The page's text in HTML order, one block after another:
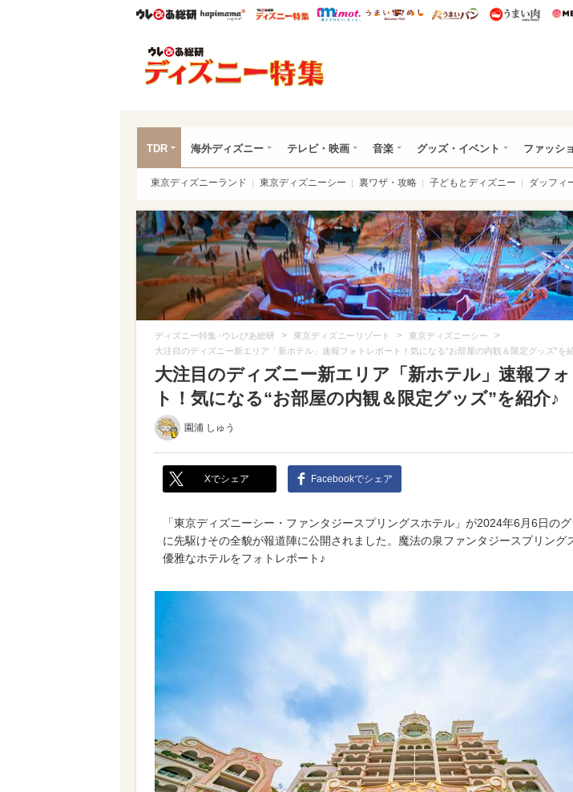
ウレぴあ総研ハピママ* ウレぴあ総研 ディズニー特集
mimot. うまいめし うまいパン う
TDR 海外ディズニー テレビ・映画 音楽 グッズ・イベント ファッシ
東京ディズニーランド 東京ディズニーシー 裏ワザ・攻略 子どもとディズニー ダッフィ
ディズニー特集 -ウレぴあ総研 > 東京ディズニーリゾート > 東京ディズニーシー >
大注目のディズニー新エリア「新ホテル」速報フォトレポート！気になる“お部屋の内観＆限定グッズ”を
大注目のディズニー新エリア「新ホテル」速報フ
ト！気になる“お部屋の内観＆限定グッズ”を紹介♪
園浦 しゅう
Xでシェア Facebookでシェア
「東京ディズニーシー・ファンタジースプリングスホテル」が2024年6月6日の
に先駆けその全貌が報道陣に公開されました。魔法の泉ファンタジースプリング
優雅なホテルをフォトレポート♪